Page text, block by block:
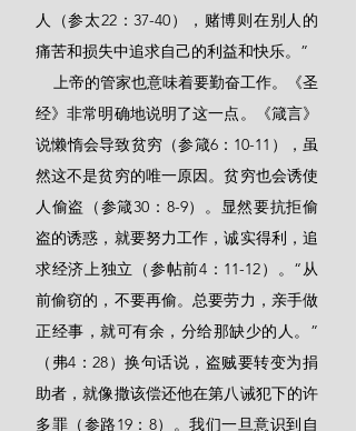
人（参太22：37-40），赌博则在别人的
痛苦和损失中追求自己的利益和快乐。”
经》非常明确地说明了这一点。《箴言》
说懒惰会导致贫穷（参箴6：10-11），虽
然这不是贫穷的唯一原因。贫穷也会诱使
人偷盗（参箴30：8-9）。显然要抗拒偷
盗的诱惑，就要努力工作，诚实得利，追
求经济上独立（参帖前4：11-12）。“从
前偷窃的，不要再偷。总要劳力，亲手做
正经事，就可有余，分给那缺少的人。”
（弗4：28）换句话说，盗贼要转变为捐
助者，就像撒该偿还他在第八诫犯下的许
多罪（参路19：8）。我们一旦意识到自